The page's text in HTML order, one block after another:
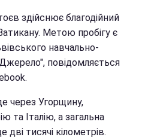
здійснює благодійний
Метою пробігу є
навчально-
повідомляється
через Угорщину,
та Італію, а загальна
тисячі кілометрів.